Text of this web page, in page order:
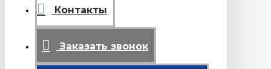
Контакты
Заказать звонок